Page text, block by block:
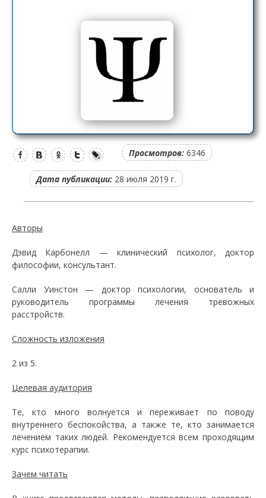
Просмотров: 6346
Дата публикации: 28 июля 2019 г.
Авторы
Дэвид Карбонелл — клинический психолог, доктор
философии, консультант.
Салли Уинстон — доктор психологии, основатель и
руководитель программы лечения тревожных
расстройств.
Сложность изложения
2 из 5.
Целевая аудитория
Те, кто много волнуется и переживает по поводу
внутреннего беспокойства, а также те, кто занимается
лечением таких людей. Рекомендуется всем проходящим
курс психотерапии.
Зачем читать